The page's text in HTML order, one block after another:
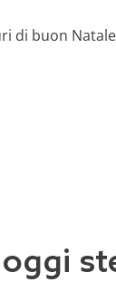
di buon
oggi